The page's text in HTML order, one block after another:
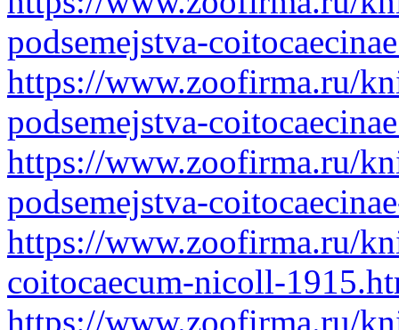
podsemejstva-
https://www.zoofirma.ru/
podsemejstva-
https://www.zoofirma.ru/
podsemejstva-
https://www.zoofirma.ru/
coitocaecum-nicoll-
https://www.zoofirma.ru/